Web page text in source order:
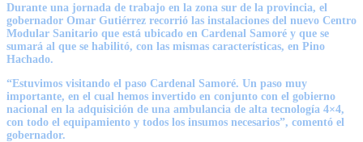
Durante una jornada de trabajo en la zona sur de la provincia, el
gobernador Omar Gutiérrez recorrió las instalaciones del nuevo Centro
Modular Sanitario que está ubicado en Cardenal Samoré y que se
sumará al que se habilitó, con las mismas características, en Pino
Hachado.
“Estuvimos visitando el paso Cardenal Samoré. Un paso muy
importante, en el cual hemos invertido en conjunto con el gobierno
nacional en la adquisición de una ambulancia de alta tecnología 4×4,
con todo el equipamiento y todos los insumos necesarios”, comentó el
gobernador.